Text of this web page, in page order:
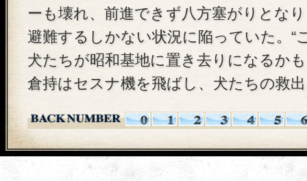
ーも壊れ、前進できず八方塞がりとな
避難するしかない状況に陥っていた。“
犬たちが昭和基地に置き去りになるか
倉持はセスナ機を飛ばし、犬たちの救